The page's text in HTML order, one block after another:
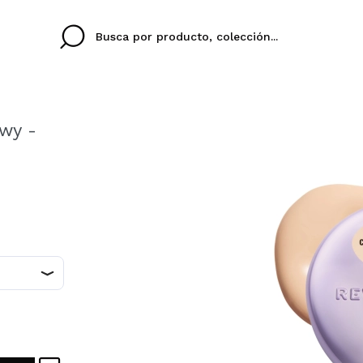
No tengo cuenta aquí
Al crear una cuenta
rápidamente, revisar
IDIOMA ESPAÑOL ENGLISH
-
Ines
colori